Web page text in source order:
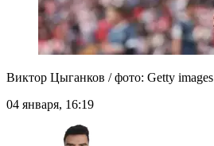
Виктор Цыганков / фото: Getty images
04 января, 16:19